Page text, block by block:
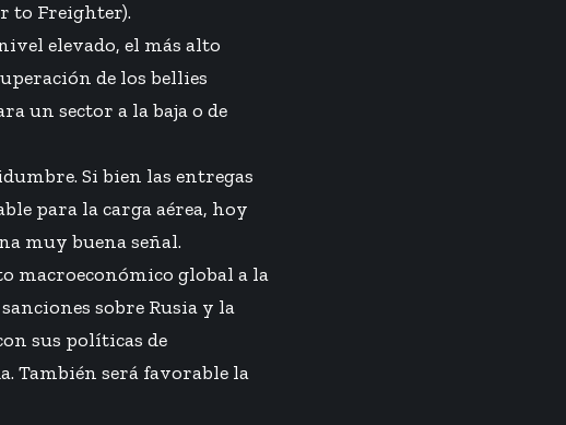
to Freighter).
elevado, el más alto
de los bellies
un sector a la baja o de
Si bien las entregas
para la carga aérea, hoy
muy buena señal.
macroeconómico global a la
sobre Rusia y la
sus políticas de
También será favorable la